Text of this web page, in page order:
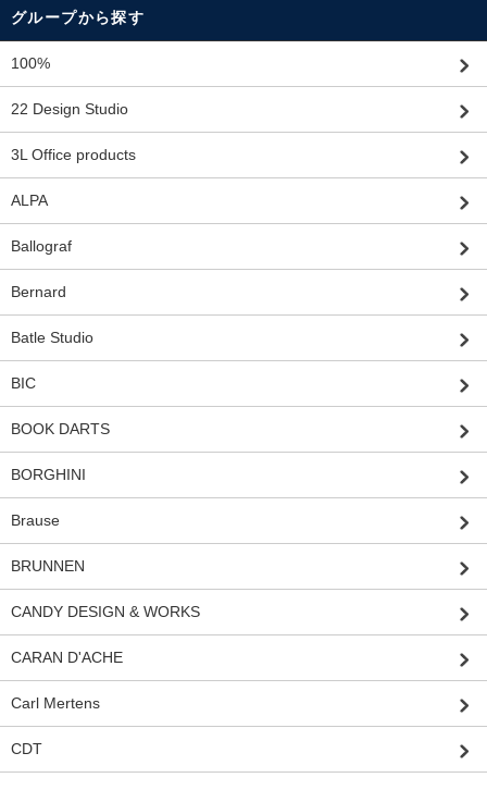
グループから探す
100%
22 Design Studio
3L Office products
ALPA
Ballograf
Bernard
Batle Studio
BIC
BOOK DARTS
BORGHINI
Brause
BRUNNEN
CANDY DESIGN & WORKS
CARAN D'ACHE
Carl Mertens
CDT